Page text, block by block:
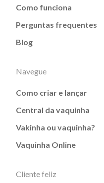
Como funciona
Perguntas frequentes
Blog
Navegue
Como criar e lançar
Central da vaquinha
Vakinha ou vaquinha?
Vaquinha Online
Cliente feliz